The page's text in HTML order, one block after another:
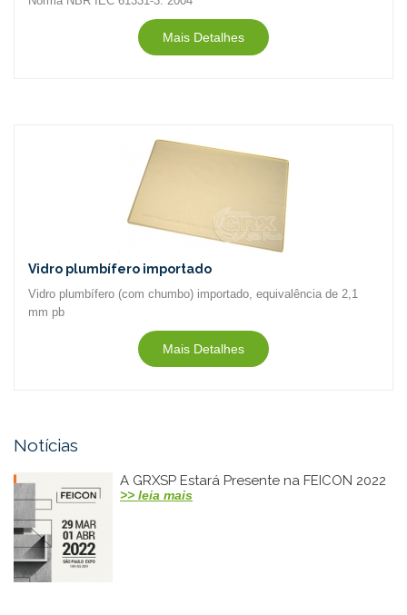
Mais Detalhes
Vidro plumbífero importado
Vidro plumbífero (com chumbo) importado, equivalência de 2,1
mm pb
Mais Detalhes
Notícias
A GRXSP Estará Presente na FEICON 2022
>> leia mais